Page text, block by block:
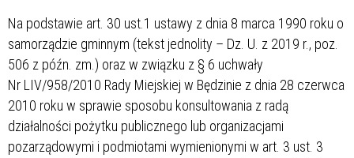
Na podstawie art. 30 ust.1 ustawy z dnia 8 marca 1990 roku o
samorządzie gminnym (tekst jednolity – Dz. U. z 2019 r., poz.
506 z późn. zm.) oraz w związku z § 6 uchwały
Nr LIV/958/2010 Rady Miejskiej w Będzinie z dnia 28 czerwca
2010 roku w sprawie sposobu konsultowania z radą
działalności pożytku publicznego lub organizacjami
pozarządowymi i podmiotami wymienionymi w art. 3 ust. 3